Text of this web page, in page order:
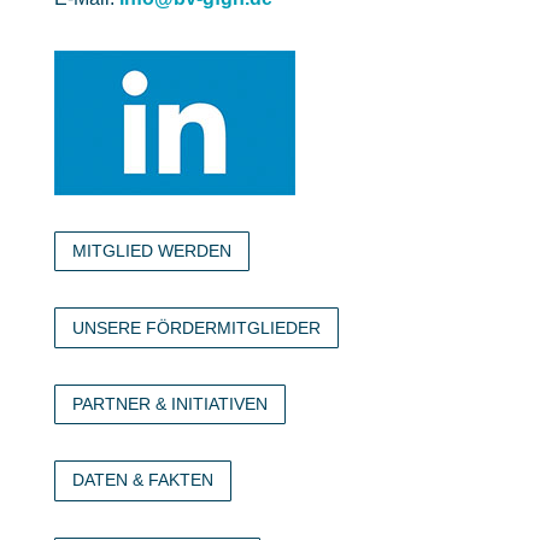
MITGLIED WERDEN
UNSERE FÖRDERMITGLIEDER
PARTNER & INITIATIVEN
DATEN & FAKTEN